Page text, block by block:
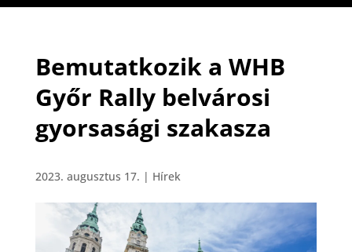
Bemutatkozik a WHB
Győr Rally belvárosi
gyorsasági szakasza
2023. augusztus 17. | Hírek